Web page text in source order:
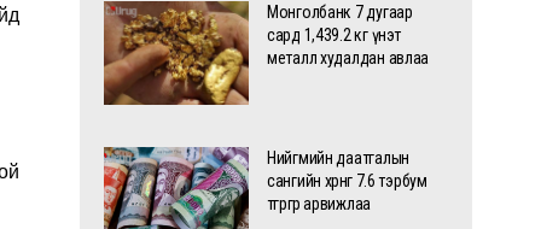
Монголбанк 7 дугаар
сард 1,439.2 кг үнэт
металл худалдан авлаа
Нийгмийн даатгалын
сангийн хөрөнгө 7.6 тэрбум
төгрөгөөр арвижлаа